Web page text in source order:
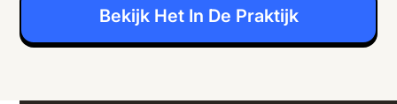
Bekijk Het In De Praktijk